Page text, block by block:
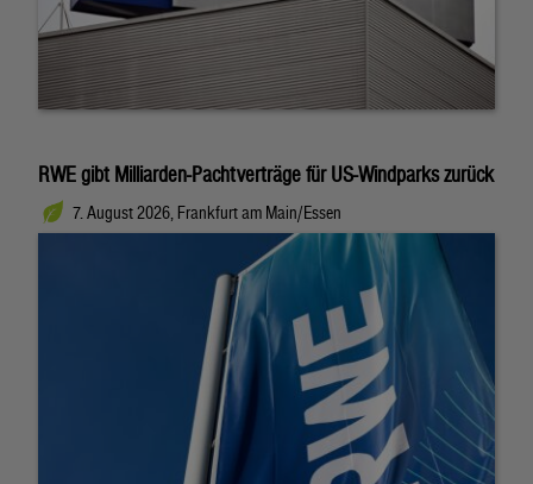
RWE gibt Milliarden-Pachtverträge für US-Windparks zurück
7. August 2026, Frankfurt am Main/Essen